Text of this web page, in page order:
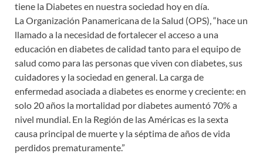
tiene la Diabetes en nuestra sociedad hoy en día.
La Organización Panamericana de la Salud (OPS), “hace un
llamado a la necesidad de fortalecer el acceso a una
educación en diabetes de calidad tanto para el equipo de
salud como para las personas que viven con diabetes, sus
cuidadores y la sociedad en general. La carga de
enfermedad asociada a diabetes es enorme y creciente: en
solo 20 años la mortalidad por diabetes aumentó 70% a
nivel mundial. En la Región de las Américas es la sexta
causa principal de muerte y la séptima de años de vida
perdidos prematuramente.”